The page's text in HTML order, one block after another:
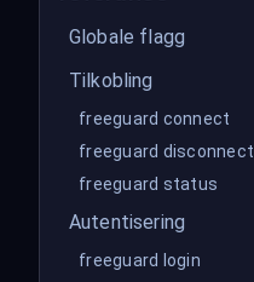
Globale flagg
Tilkobling
freeguard connect
freeguard disconnect
freeguard status
Autentisering
freeguard login